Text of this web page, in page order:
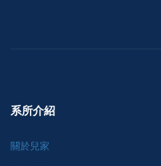
系所介紹
關於兒家